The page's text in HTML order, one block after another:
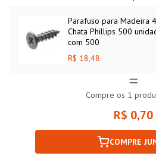
Parafuso para Madeira
Chata Phillips 500
com 500
R$ 18,48
Compre os 1
R$ 0,70
COMPRE